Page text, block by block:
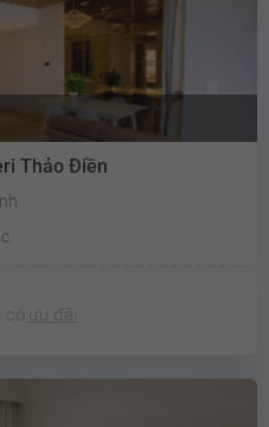
Thảo Điền
có ưu đãi